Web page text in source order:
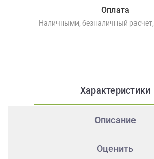
Оплата
Наличными, безналичный расчет,
Характеристики
Описание
Оценить